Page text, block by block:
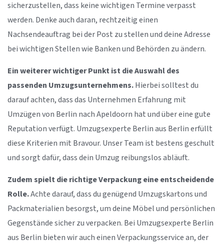
sicherzustellen, dass keine wichtigen Termine verpasst
werden. Denke auch daran, rechtzeitig einen
Nachsendeauftrag bei der Post zu stellen und deine Adresse
bei wichtigen Stellen wie Banken und Behörden zu ändern.
Ein weiterer wichtiger Punkt ist die Auswahl des
passenden Umzugsunternehmens.Hierbei solltest du
darauf achten, dass das Unternehmen Erfahrung mit
Umzügen von Berlin nach Apeldoorn hat und über eine gute
Reputation verfügt. Umzugsexperte Berlin aus Berlin erfüllt
diese Kriterien mit Bravour. Unser Team ist bestens geschult
und sorgt dafür, dass dein Umzug reibungslos abläuft.
Zudem spielt die richtige Verpackung eine entscheidende
Rolle.Achte darauf, dass du genügend Umzugskartons und
Packmaterialien besorgst, um deine Möbel und persönlichen
Gegenstände sicher zu verpacken. Bei Umzugsexperte Berlin
aus Berlin bieten wir auch einen Verpackungsservice an, der